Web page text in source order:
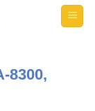
8300,